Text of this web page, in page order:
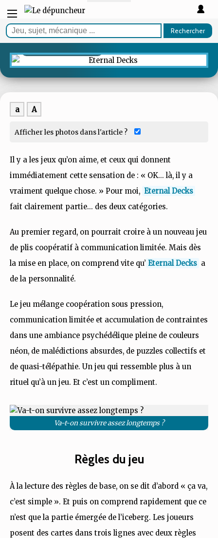
Rechercher
Eternal Decks
a A
Afficher les photos dans l'article ?
Il y a les jeux qu’on aime, et ceux qui donnent
immédiatement cette sensation de : « OK… là, il y a
vraiment quelque chose. » Pour moi, Eternal Decks
fait clairement partie… des deux catégories.
Au premier regard, on pourrait croire à un nouveau jeu
de plis coopératif à communication limitée. Mais dès
la mise en place, on comprend vite qu’ Eternal Decks a
de la personnalité.
Le jeu mélange coopération sous pression,
communication limitée et accumulation de contraintes
dans une ambiance psychédélique pleine de couleurs
néon, de malédictions absurdes, de puzzles collectifs et
de quasi-télépathie. Un jeu qui ressemble plus à un
rituel qu’à un jeu. Et c’est un compliment.
Va-t-on survivre assez longtemps ?
Règles du jeu
À la lecture des règles de base, on se dit d’abord « ça va,
c’est simple ». Et puis on comprend rapidement que ce
n’est que la partie émergée de l’iceberg. Les joueurs
posent des cartes dans trois lignes avec deux règles